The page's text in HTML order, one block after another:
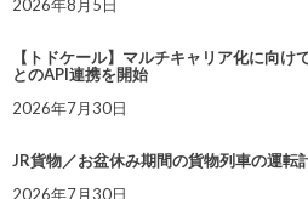
2026年8月5日
【トドケール】マルチキャリア化に向
とのAPI連携を開始
2026年7月30日
JR貨物／お盆休み期間の貨物列車の運転
2026年7月30日